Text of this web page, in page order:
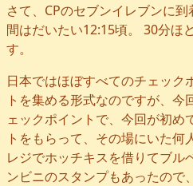
さて、CPのセブンイレブンに
間はだいたい12:15頃。 30分ほ
す。
日本ではほぼすべてのチェック
トを集める形式なのですが、
ェックポイントで、今回が初め
トをもらって、その場にいた何
レジでホッチキスを借りてブル
ンビニのスタンプもあったので